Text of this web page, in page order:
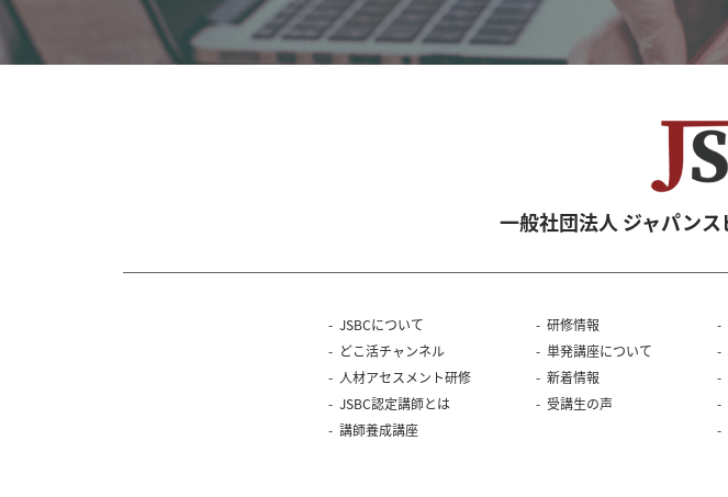
一般社団法人 ジャパン
JSBCについて
どこ活チャンネル
人材アセスメント研修
JSBC認定講師とは
講師養成講座
研修情報
単発講座について
新着情報
受講生の声